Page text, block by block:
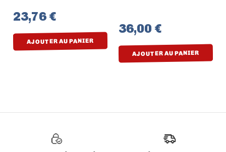
23,76 €
AJOUTER AU PANIER
36,00 €
AJOUTER AU PANIER